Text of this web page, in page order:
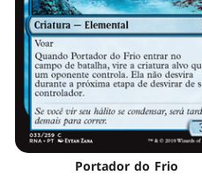
Portador do Frio